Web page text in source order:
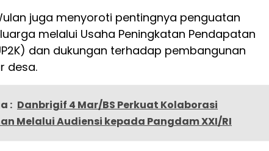
juga menyoroti pentingnya penguatan
melalui Usaha Peningkatan Pendapatan
dan dukungan terhadap pembangunan
desa.
: Danbrigif 4 Mar/BS Perkuat Kolaborasi
Melalui Audiensi kepada Pangdam XXI/RI